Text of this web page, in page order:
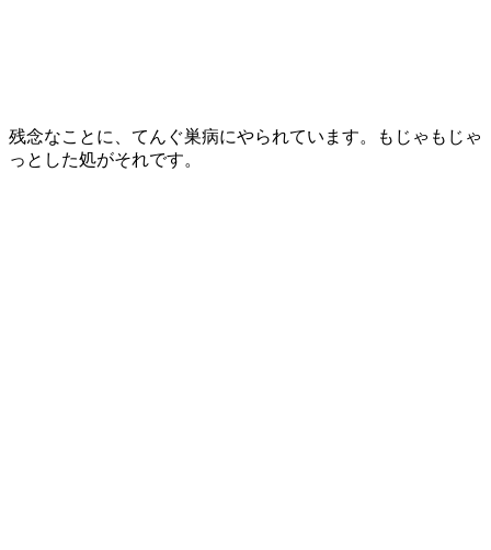
残念なことに、てんぐ巣病にやられています。もじゃもじゃ
っとした処がそれです。